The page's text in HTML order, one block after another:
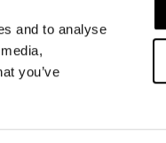
and to analyse
you’ve